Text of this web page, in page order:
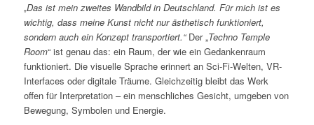
„Das ist mein zweites Wandbild in Deutschland. Für mich ist es
wichtig, dass meine Kunst nicht nur ästhetisch funktioniert,
sondern auch ein Konzept transportiert.“Der „Techno Temple
Room“ ist genau das: ein Raum, der wie ein Gedankenraum
funktioniert. Die visuelle Sprache erinnert an Sci-Fi-Welten, VR-
Interfaces oder digitale Träume. Gleichzeitig bleibt das Werk
offen für Interpretation – ein menschliches Gesicht, umgeben von
Bewegung, Symbolen und Energie.